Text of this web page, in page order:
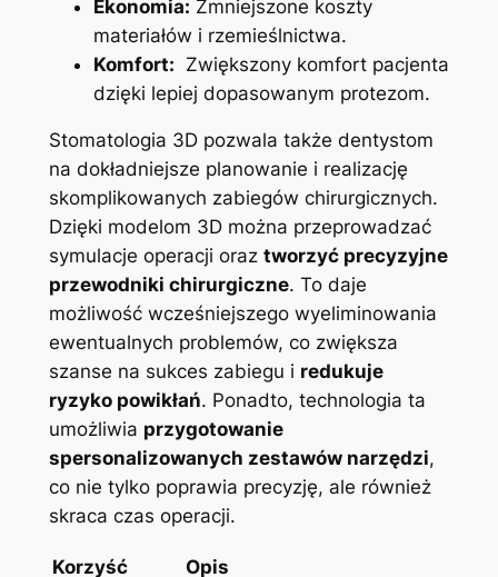
Ekonomia: Zmniejszone koszty
materiałów i rzemieślnictwa.
Komfort: ⁢ Zwiększony komfort pacjenta
⁣dzięki​ lepiej ⁤dopasowanym protezom.
Stomatologia ⁤3D pozwala także⁣ dentystom
na dokładniejsze planowanie​ i realizację
skomplikowanych zabiegów chirurgicznych.
Dzięki modelom 3D można przeprowadzać
symulacje operacji oraz tworzyć precyzyjne
przewodniki chirurgiczne. To ⁢daje‍
możliwość​ wcześniejszego wyeliminowania
ewentualnych⁣ problemów, co⁣ zwiększa
szanse na sukces zabiegu​ i redukuje
ryzyko powikłań.⁤ Ponadto, technologia ​ta
umożliwia przygotowanie
spersonalizowanych zestawów narzędzi,
co nie tylko poprawia⁣ precyzję, ale również
skraca czas operacji.
Korzyść Opis